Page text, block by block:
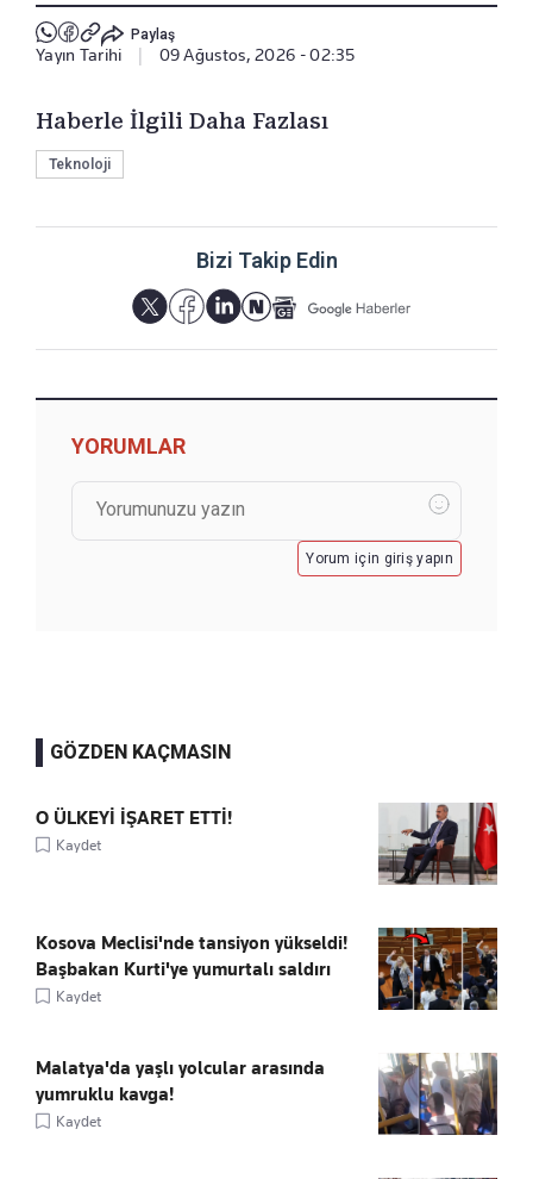
Paylaş
Yayın Tarihi 09 Ağustos, 2026 - 02:35
Haberle İlgili Daha Fazlası
Teknoloji
Bizi Takip Edin
YORUMLAR
Yorum için giriş yapın
GÖZDEN KAÇMASIN
O ÜLKEYİ İŞARET ETTİ!
Kaydet
Kosova Meclisi'nde tansiyon yükseldi!
Başbakan Kurti'ye yumurtalı saldırı
Kaydet
Malatya'da yaşlı yolcular arasında
yumruklu kavga!
Kaydet